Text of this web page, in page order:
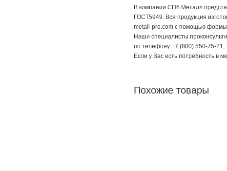
В компании СПб Металл
ГОСТ5949. Вся продукция
metall-pro.com с помощью формы
Наши специалисты
по телефону +7 (800) 550-75-21,
Если у Вас есть потребность в
Похожие товары